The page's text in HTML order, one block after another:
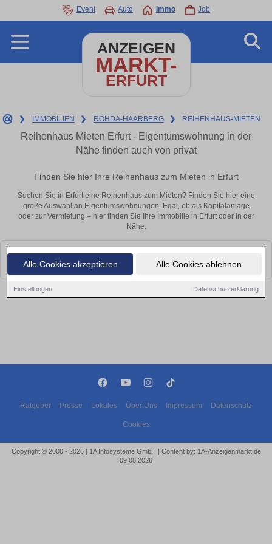
Alle Cookies akzeptieren Alle Cookies ablehnen
Einstellungen Datenschutzerklärung
Event Auto Immo Job
ANZEIGEN
MARKT-
ERFURT
❯ IMMOBILIEN ❯ ROHDA-HAARBERG ❯ REIHENHAUS-MIETEN
Reihenhaus Mieten Erfurt - Eigentumswohnung in der
Nähe finden auch von privat
Finden Sie hier Ihre Reihenhaus zum Mieten in Erfurt
Suchen Sie in Erfurt eine Reihenhaus zum Mieten? Finden Sie hier eine
große Auswahl an Eigentumswohnungen. Egal, ob als Kapitalanlage
oder zur Vermietung – hier finden Sie Ihre Immobilie in Erfurt oder in der
Nähe.
Leider konnten wir derzeit keine passenden Objekte finden. Schauen Sie
bald wieder vorbei!
Ratgeber Presse Lokales Über Uns Impressum Datenschutz
Cookies
Copyright © 2000 - 2026 | 1A Infosysteme GmbH | Content by: 1A-Anzeigenmarkt.de
09.08.2026